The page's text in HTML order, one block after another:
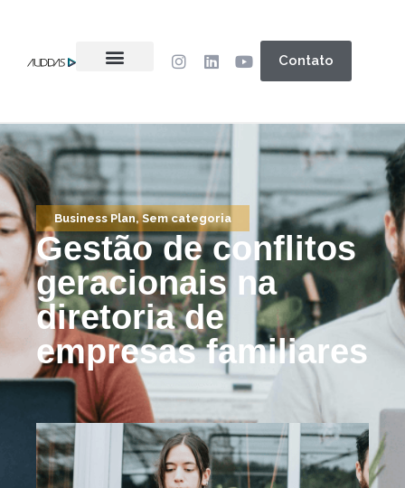
Contato
Business Plan,Sem categoria
Gestão de conflitos
geracionais na
diretoria de
empresas familiares